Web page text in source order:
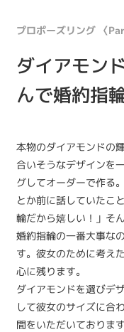
指輪から1週間前後で
ポーズリングをご用意し
プロポーズリング 〈
ダイアモン
んで婚約指
本物のダイアモンドの
合いそうなデザインを
グしてオーダーで作る
とか前に話していたこ
輪だから嬉しい！」そ
婚約指輪の一番大事な
す。彼女のために考え
心に残ります。
ダイアモンドを選びデ
して彼女のサイズに合
間をいただいております